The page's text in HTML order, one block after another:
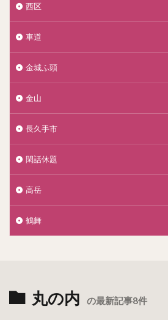
西区
車道
金城ふ頭
金山
長久手市
閑話休題
高岳
鶴舞
丸の内 の最新記事8件